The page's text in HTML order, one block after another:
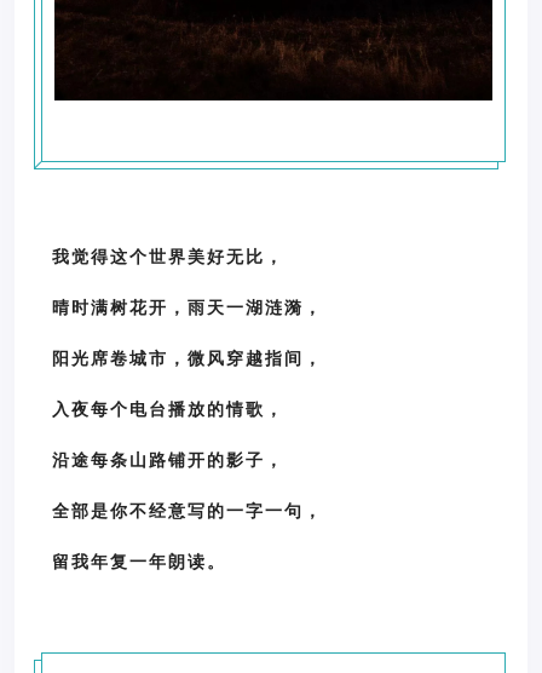
我觉得这个世界美好无比，
晴时满树花开，雨天一湖涟漪，
阳光席卷城市，微风穿越指间，
入夜每个电台播放的情歌，
沿途每条山路铺开的影子，
全部是你不经意写的一字一句，
留我年复一年朗读。